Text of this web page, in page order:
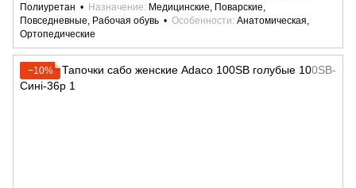
Полиуретан
Назначение
Медицинские, Поварские,
Повседневные, Рабочая обувь
Особенности Анатомическая,
Ортопедические
−10%